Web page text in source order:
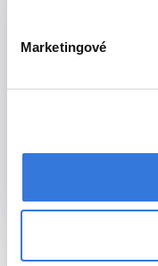
Marketingové
Navigovat k
Laboratoř klinické
Oddělení klinické biochemie
Detail pracoviště
Oddělení klinické